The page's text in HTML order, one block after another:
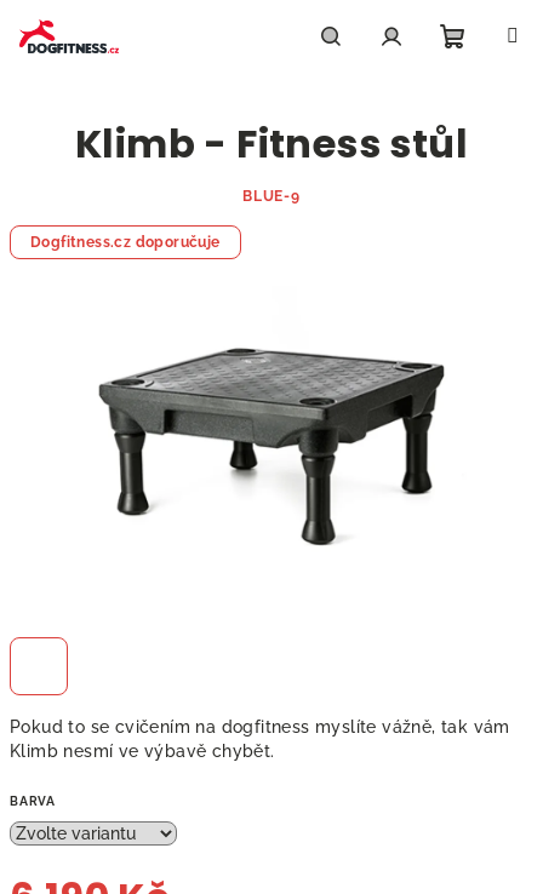
obsah
košík
Pokud to se cvičením na dogfitness myslíte vážně, tak vám
Klimb nesmí ve výbavě chybět.
BARVA
Klimb - Fitness stůl
BLUE-9
Dogfitness.cz doporučuje